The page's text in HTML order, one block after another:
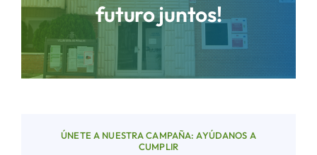
Áreas
Sede Electrónica
Buscar:
futuro juntos!
ÚNETE A NUESTRA CAMPAÑA: AYÚDANOS A
CUMPLIR